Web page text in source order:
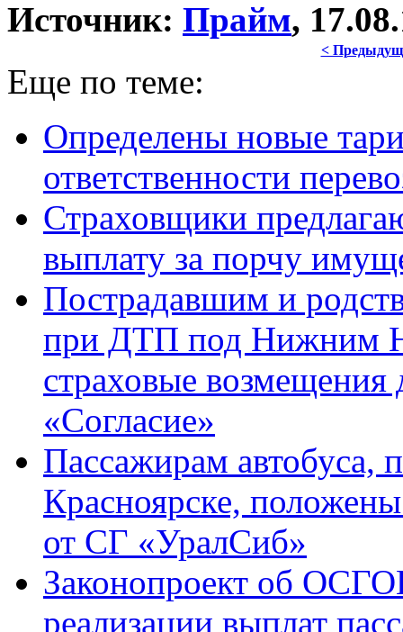
Источник: Прайм,
<
Еще по теме:
Определены новые
ответственности
Страховщики
выплату за порчу
Пострадавшим и
при ДТП под Нижним
страховые
«Согласие»
Пассажирам
Красноярске,
от СГ «УралСиб»
Законопроект об
реализации выплат